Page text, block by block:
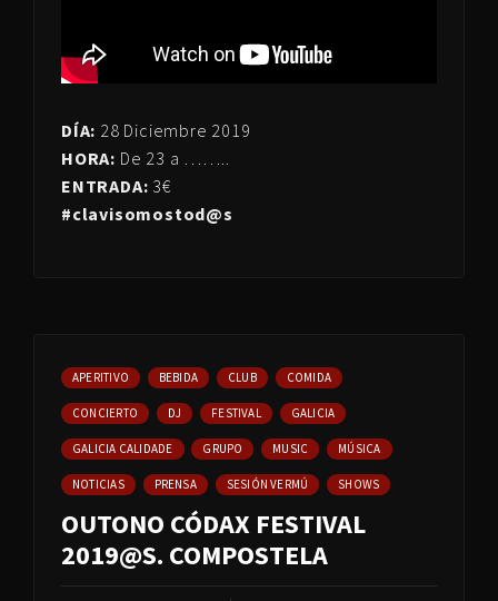
DÍA: 28 Diciembre 2019
HORA: De 23 a ……..
ENTRADA: 3€
#clavisomostod@s
APERITIVO BEBIDA CLUB COMIDA
CONCIERTO DJ FESTIVAL GALICIA
GALICIA CALIDADE GRUPO MUSIC MÚSICA
NOTICIAS PRENSA SESIÓN VERMÚ SHOWS
OUTONO CÓDAX FESTIVAL
2019@S. COMPOSTELA